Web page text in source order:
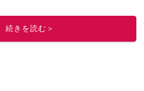
続きを読む＞